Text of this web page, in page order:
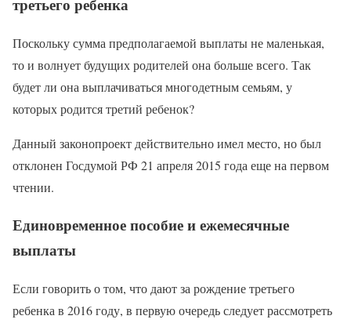
третьего ребенка
Поскольку сумма предполагаемой выплаты не маленькая,
то и волнует будущих родителей она больше всего. Так
будет ли она выплачиваться многодетным семьям, у
которых родится третий ребенок?
Данный законопроект действительно имел место, но был
отклонен Госдумой РФ 21 апреля 2015 года еще на первом
чтении.
Единовременное пособие и ежемесячные
выплаты
Если говорить о том, что дают за рождение третьего
ребенка в 2016 году, в первую очередь следует рассмотреть